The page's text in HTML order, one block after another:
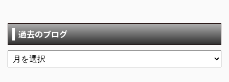
過去のブログ